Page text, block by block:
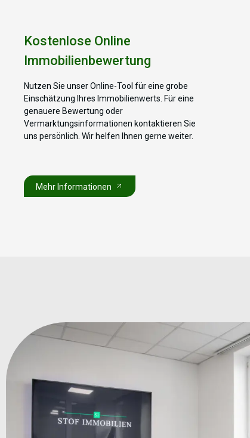
Kostenlose Online
Immobilienbewertung
Nutzen Sie unser Online-Tool für eine grobe
Einschätzung Ihres Immobilienwerts. Für eine
genauere Bewertung oder
Vermarktungsinformationen kontaktieren Sie
uns persönlich. Wir helfen Ihnen gerne weiter.
Mehr Informationen